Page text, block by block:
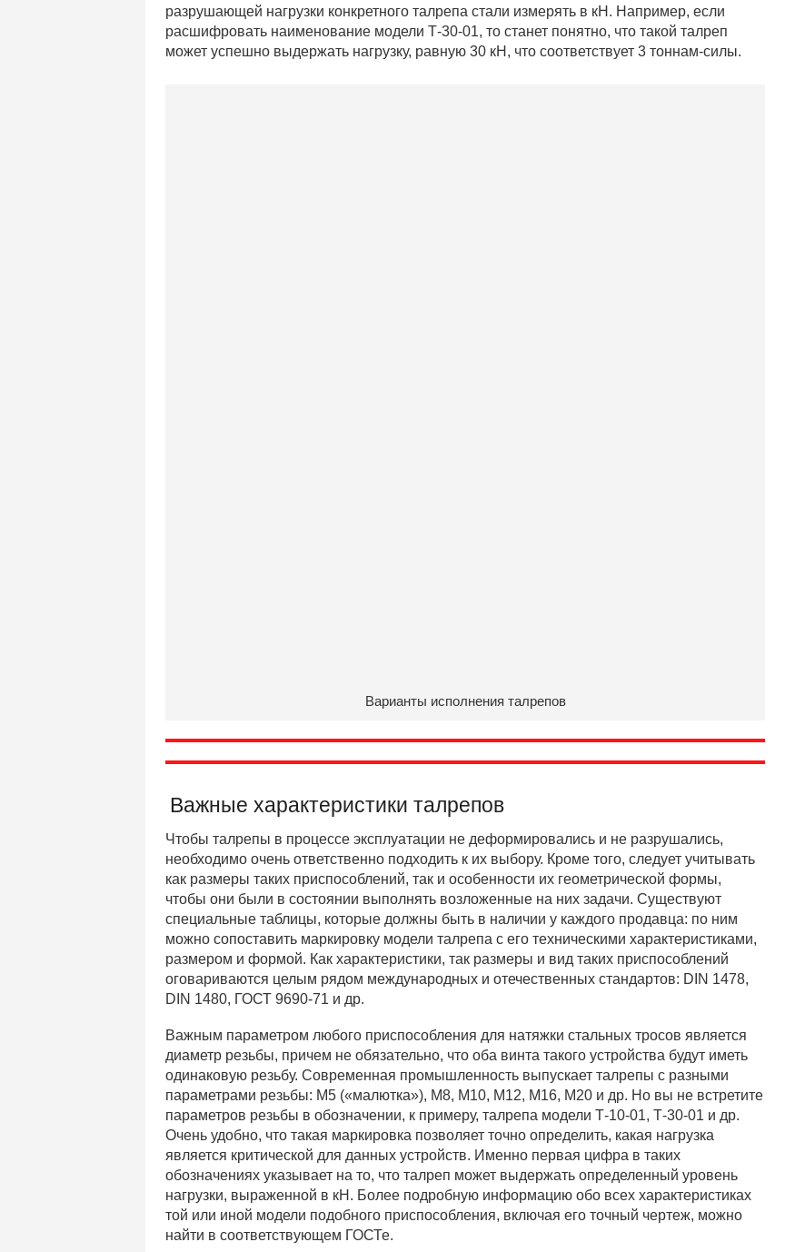
разрушающей нагрузки конкретного талрепа стали измерять в кН. Например, если
расшифровать наименование модели Т-30-01, то станет понятно, что такой талреп
может успешно выдержать нагрузку, равную 30 кН, что соответствует 3 тоннам-силы.
Варианты исполнения талрепов
Важные характеристики талрепов
Чтобы талрепы в процессе эксплуатации не деформировались и не разрушались,
необходимо очень ответственно подходить к их выбору. Кроме того, следует учитывать
как размеры таких приспособлений, так и особенности их геометрической формы,
чтобы они были в состоянии выполнять возложенные на них задачи. Существуют
специальные таблицы, которые должны быть в наличии у каждого продавца: по ним
можно сопоставить маркировку модели талрепа с его техническими характеристиками,
размером и формой. Как характеристики, так размеры и вид таких приспособлений
оговариваются целым рядом международных и отечественных стандартов: DIN 1478,
DIN 1480, ГОСТ 9690-71 и др.
Важным параметром любого приспособления для натяжки стальных тросов является
диаметр резьбы, причем не обязательно, что оба винта такого устройства будут иметь
одинаковую резьбу. Современная промышленность выпускает талрепы с разными
параметрами резьбы: М5 («малютка»), М8, М10, М12, М16, М20 и др. Но вы не встретите
параметров резьбы в обозначении, к примеру, талрепа модели Т-10-01, Т-30-01 и др.
Очень удобно, что такая маркировка позволяет точно определить, какая нагрузка
является критической для данных устройств. Именно первая цифра в таких
обозначениях указывает на то, что талреп может выдержать определенный уровень
нагрузки, выраженной в кН. Более подробную информацию обо всех характеристиках
той или иной модели подобного приспособления, включая его точный чертеж, можно
найти в соответствующем ГОСТе.